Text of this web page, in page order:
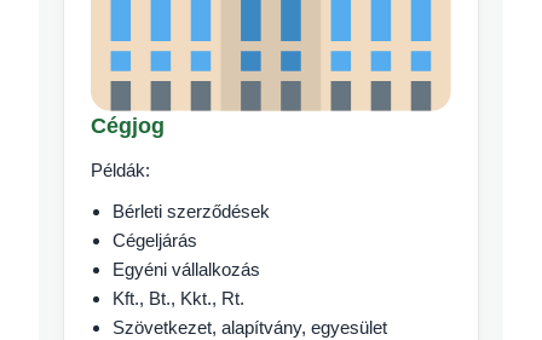
Cégjog
Példák:
Bérleti szerződések
Cégeljárás
Egyéni vállalkozás
Kft., Bt., Kkt., Rt.
Szövetkezet, alapítvány, egyesület